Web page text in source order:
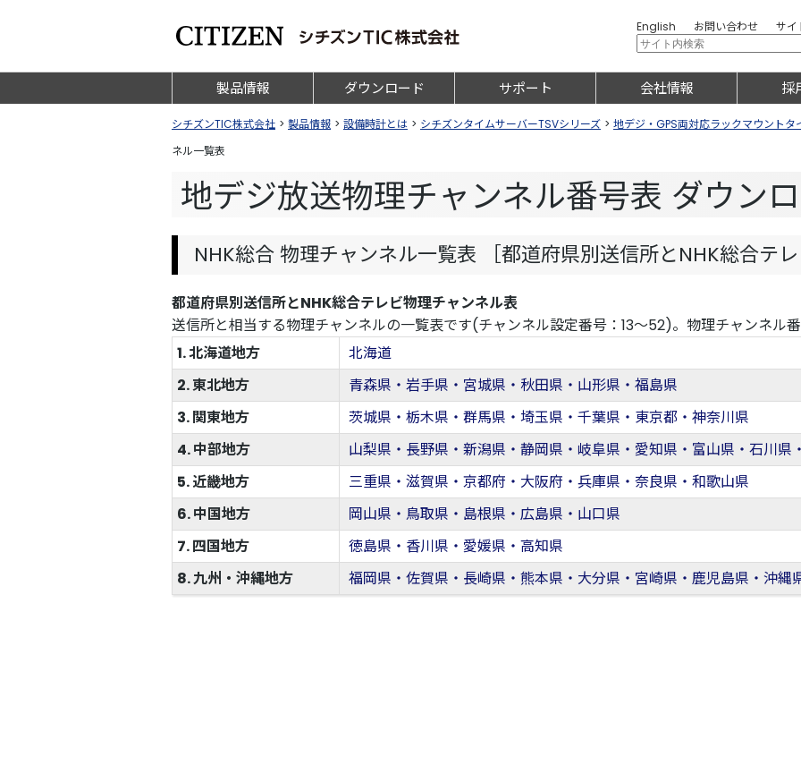
English お問い合わせ サイ
製品情報 ダウンロード サポート 会社情報 採
シチズンTIC株式会社 > 製品情報 > 設備時計とは > シチズンタイムサーバーTSVシリーズ > 地デジ・GPS両対応ラックマウント
ネル一覧表
地デジ放送物理チャンネル番号表 ダウン
NHK総合 物理チャンネル一覧表 ［都道府県別送信所とNHK総合テレ
都道府県別送信所とNHK総合テレビ物理チャンネル表
送信所と相当する物理チャンネルの一覧表です(チャンネル設定番号：13～52)。物理チャンネル
1. 北海道地方
北海道
2. 東北地方
青森県・岩手県・宮城県・秋田県・山形県・福島県
3. 関東地方
茨城県・栃木県・群馬県・埼玉県・千葉県・東京都・神奈川県
4. 中部地方
山梨県・長野県・新潟県・静岡県・岐阜県・愛知県・富山県・石川県
5. 近畿地方
三重県・滋賀県・京都府・大阪府・兵庫県・奈良県・和歌山県
6. 中国地方
岡山県・鳥取県・島根県・広島県・山口県
7. 四国地方
徳島県・香川県・愛媛県・高知県
8. 九州・沖縄地方
福岡県・佐賀県・長崎県・熊本県・大分県・宮崎県・鹿児島県・沖縄